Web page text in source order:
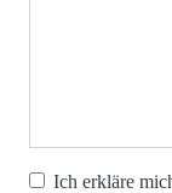
Ich erkläre